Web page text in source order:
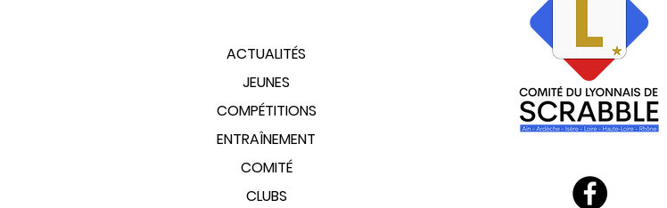
ACTUALITÉS
JEUNES
COMPÉTITIONS
ENTRAÎNEMENT
COMITÉ
CLUBS